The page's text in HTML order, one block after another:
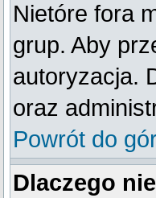
Nietóre fora
grup. Aby
autoryzacja.
oraz
Powrót do
Dlaczego